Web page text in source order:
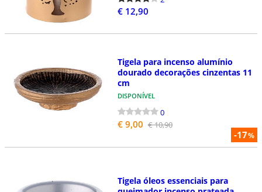
€ 12,90
-17%
Tigela para incenso alumínio
dourado decorações cinzentas 11
cm
DISPONÍVEL
0
€ 9,00 € 10,90
Tigela óleos essenciais para